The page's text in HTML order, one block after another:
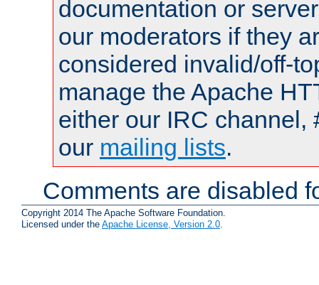
documentation or
our moderators if they
considered invalid/off-
manage the Apache
either our IRC channel,
our mailing lists.
Comments are disabled
Copyright 2014 The Apache Software Foundation.
Licensed under the Apache License, Version 2.0